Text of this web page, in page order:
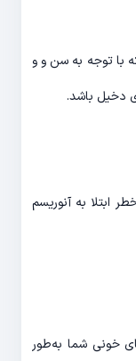
با توجه به سن و و
دخیل باشد.
ابتلا به آنوریسم
خونی شما به‌طور